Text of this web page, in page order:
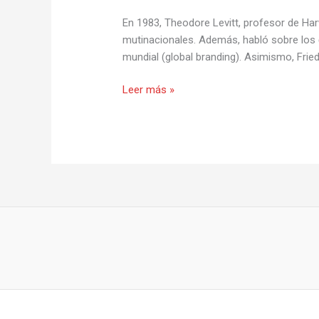
En 1983, Theodore Levitt, profesor de
mutinacionales. Además, habló sobre
mundial (global branding). Asimismo,
Leer más »